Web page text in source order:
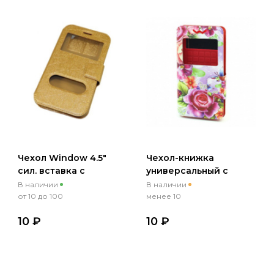
Чехол Window 4.5"
сил. вставка с
имитацией царапин,
золотой
В наличии
от 10 до 100
10 ₽
Чехол-книжка
универсальный с
принтом 4.5-5.0 (03)
Picture
В наличии
менее 10
10 ₽